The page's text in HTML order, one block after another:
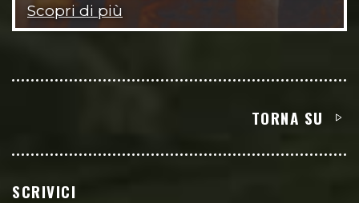
Scopri di più
TORNA SU
SCRIVICI